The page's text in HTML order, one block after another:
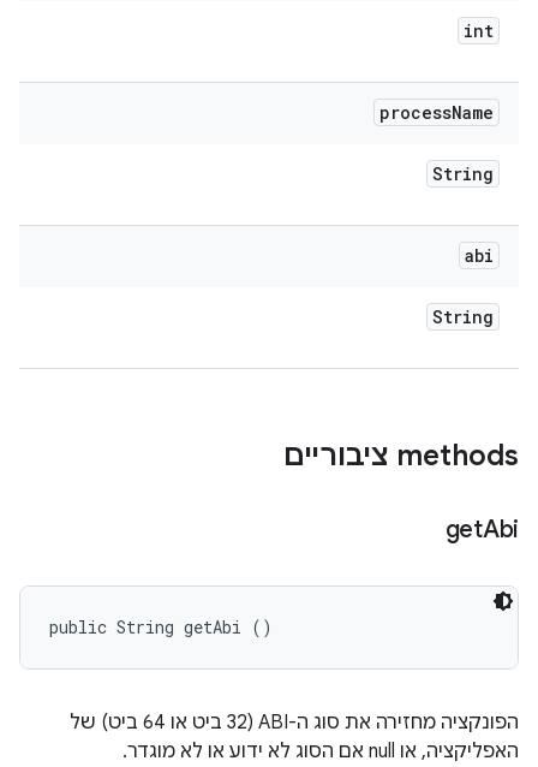
int
processName
String
abi
String
‫methods ציבוריים
getAbi
public String getAbi ()
הפונקציה מחזירה את סוג ה-ABI (32 ביט או 64 ביט) של
האפליקציה, או null אם הסוג לא ידוע או לא מוגדר.